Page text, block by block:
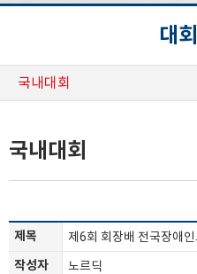
대
국내대회
국내대회
제목
제6회 회장배 전국장애
작성자
노르딕